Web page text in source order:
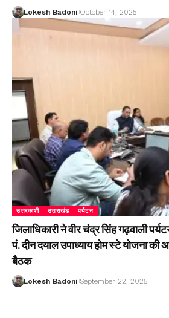
Lokesh Badoni October 14, 2025
उत्तरकाशी उत्तराखंड पर्यटन
जिलाधिकारी ने वीर चंद्र सिंह गढ़वाली
पं. दीन दयाल उपाध्याय होम स्टे योजना की
बैठक
Lokesh Badoni September 22, 2025